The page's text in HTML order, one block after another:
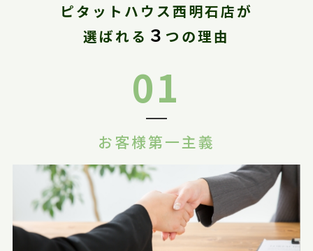
ピタットハウス西明石店が
選ばれる ３ つの理由
01
お客様第一主義